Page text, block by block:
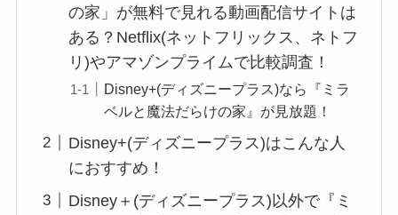
の家」が無料で見れる動画配信サイトは
ある？Netflix(ネットフリックス、ネトフ
リ)やアマゾンプライムで比較調査！
Disney+(ディズニープラス)なら『ミラ
ベルと魔法だらけの家』が見放題！
Disney+(ディズニープラス)はこんな人
におすすめ！
Disney＋(ディズニープラス)以外で『ミ